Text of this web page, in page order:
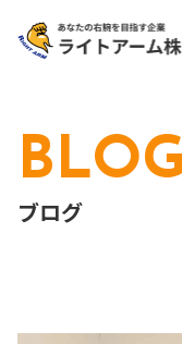
BLOG
ブログ